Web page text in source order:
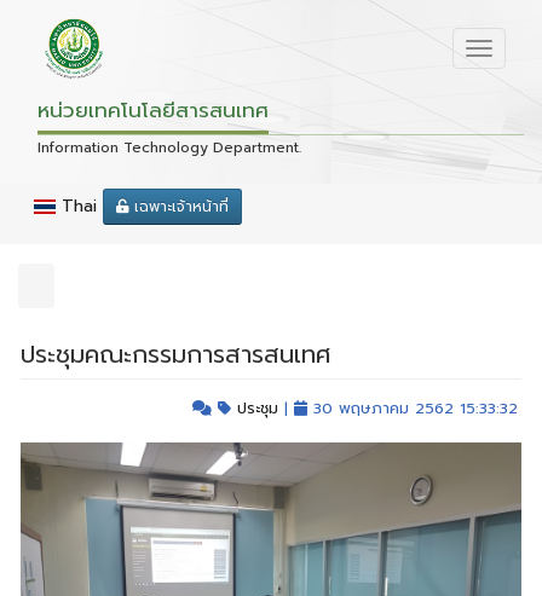
หน่วยเทคโนโลยีสารสนเทศ
Information Technology Department.
Thai เฉพาะเจ้าหน้าที่
ประชุมคณะกรรมการสารสนเทศ
ประชุม | 30 พฤษภาคม 2562 15:33:32